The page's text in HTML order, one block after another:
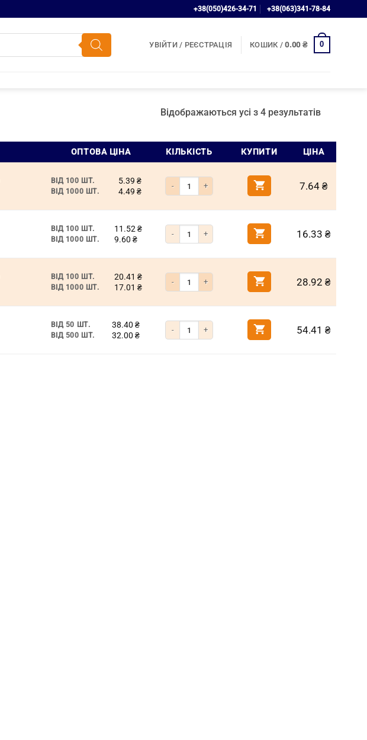
+38(050)426-34-71 +38(063)341-78-84
УВІЙТИ / РЕЄСТРАЦІЯ КОШИК /0.00 ₴ 0
Відображаються усі з 4 результатів
ОПТОВА ЦІНА КІЛЬКІСТЬ КУПИТИ ЦІНА
ВІД 100 ШТ. 5.39 ₴
ВІД 1000 ШТ. 4.49 ₴
Кількість Шайба коса м10 DIN 435 (ухил 14%)
7.64 ₴
ВІД 100 ШТ. 11.52 ₴
ВІД 1000 ШТ. 9.60 ₴
Кількість Шайба коса м12 DIN 435 (ухил 14%)
16.33 ₴
ВІД 100 ШТ. 20.41 ₴
ВІД 1000 ШТ. 17.01 ₴
Кількість Шайба коса м16 DIN 435 (ухил 14%)
28.92 ₴
ВІД 50 ШТ. 38.40 ₴
ВІД 500 ШТ. 32.00 ₴
Кількість Шайба коса м20 DIN 435 (ухил 14%)
54.41 ₴